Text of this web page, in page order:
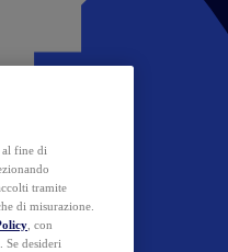
al fine di
tramite
di misurazione.
, con
Se desideri